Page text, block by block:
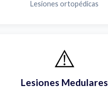
Lesiones ortopédicas
⚠️
Lesiones Medulares